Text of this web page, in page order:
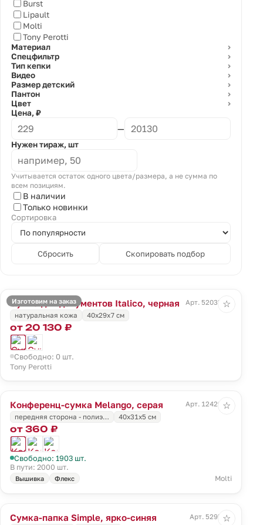
Burst
Lipault
Molti
Tony Perotti
Материал
⌄
Спецфильтр ⌄
Тип кепки ⌄
Видео ⌄
Размер детский ⌄
Пантон ⌄
Цвет ⌄
Цена, ₽
—
Нужен тираж, шт
Учитывается остаток одного цвета/размера, а не сумма по
всем позициям.
В наличии
Только новинки
Сортировка
Сбросить Скопировать подбор
Изготовим на заказ
Сумка для документов Italico, черная
Арт. 52035.30
натуральная кожа
40х29х7 см
от 20 130 ₽
Свободно: 0 шт.
Tony Perotti
☆
Конференц-сумка Melango, серая
Арт. 12429.10
передняя сторона - полиэ…
40x31x5 см
от 360 ₽
Свободно: 1903 шт.
В пути: 2000 шт.
Вышивка Флекс Molti
☆
Сумка-папка Simple, ярко-синяя
Арт. 5295.44
☆